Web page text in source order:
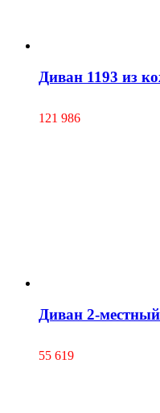
Диван 1193 из
121 986
Диван 2-
55 619